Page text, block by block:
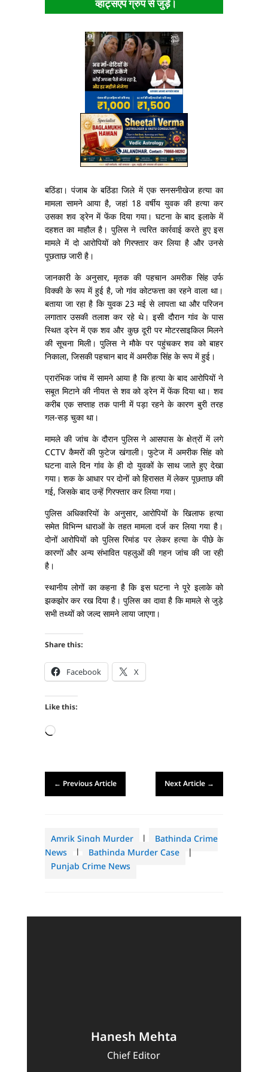
व्हाट्सएप ग्रुप से जुड़ें।
बठिंडा। पंजाब के बठिंडा जिले में एक सनसनीखेज हत्या का
मामला सामने आया है, जहां 18 वर्षीय युवक की हत्या कर
उसका शव ड्रेन में फेंक दिया गया। घटना के बाद इलाके में
दहशत का माहौल है। पुलिस ने त्वरित कार्रवाई करते हुए इस
मामले में दो आरोपियों को गिरफ्तार कर लिया है और उनसे
पूछताछ जारी है।
जानकारी के अनुसार, मृतक की पहचान अमरीक सिंह उर्फ
विक्की के रूप में हुई है, जो गांव कोटफत्ता का रहने वाला था।
बताया जा रहा है कि युवक 23 मई से लापता था और परिजन
लगातार उसकी तलाश कर रहे थे। इसी दौरान गांव के पास
स्थित ड्रेन में एक शव और कुछ दूरी पर मोटरसाइकिल मिलने
की सूचना मिली। पुलिस ने मौके पर पहुंचकर शव को बाहर
निकाला, जिसकी पहचान बाद में अमरीक सिंह के रूप में हुई।
प्रारंभिक जांच में सामने आया है कि हत्या के बाद आरोपियों ने
सबूत मिटाने की नीयत से शव को ड्रेन में फेंक दिया था। शव
करीब एक सप्ताह तक पानी में पड़ा रहने के कारण बुरी तरह
गल-सड़ चुका था।
मामले की जांच के दौरान पुलिस ने आसपास के क्षेत्रों में लगे
CCTV कैमरों की फुटेज खंगाली। फुटेज में अमरीक सिंह को
घटना वाले दिन गांव के ही दो युवकों के साथ जाते हुए देखा
गया। शक के आधार पर दोनों को हिरासत में लेकर पूछताछ की
गई, जिसके बाद उन्हें गिरफ्तार कर लिया गया।
पुलिस अधिकारियों के अनुसार, आरोपियों के खिलाफ हत्या
समेत विभिन्न धाराओं के तहत मामला दर्ज कर लिया गया है।
दोनों आरोपियों को पुलिस रिमांड पर लेकर हत्या के पीछे के
कारणों और अन्य संभावित पहलुओं की गहन जांच की जा रही
है।
स्थानीय लोगों का कहना है कि इस घटना ने पूरे इलाके को
झकझोर कर रख दिया है। पुलिस का दावा है कि मामले से जुड़े
सभी तथ्यों को जल्द सामने लाया जाएगा।
Share this:
Facebook X
Like this:
Loading…
← Previous Article Next Article →
Amrik Singh Murder |
Bathinda Crime
News
| Bathinda Murder Case
Punjab Crime News
Hanesh Mehta
Chief Editor